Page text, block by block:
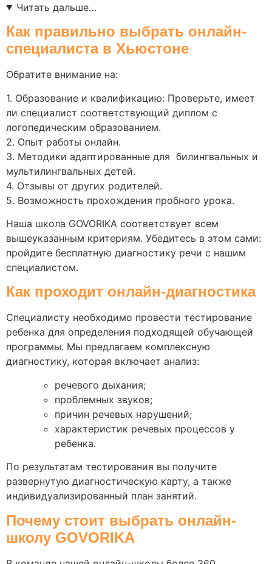
Читать дальше…
Как правильно выбрать онлайн-
специалиста в Хьюстоне
Обратите внимание на:
1. Образование и квалификацию: Проверьте, имеет
ли специалист соответствующий диплом с
логопедическим образованием.
2. Опыт работы онлайн.
3. Методики адаптированные для билингвальных и
мультилингвальных детей.
4. Отзывы от других родителей.
5. Возможность прохождения пробного урока.
Наша школа GOVORIKA соответствует всем
вышеуказанным критериям. Убедитесь в этом сами:
пройдите бесплатную диагностику речи с нашим
специалистом.
Как проходит онлайн-диагностика
Специалисту необходимо провести тестирование
ребенка для определения подходящей обучающей
программы. Мы предлагаем комплексную
диагностику, которая включает анализ:
речевого дыхания;
проблемных звуков;
причин речевых нарушений;
характеристик речевых процессов у
ребенка.
По результатам тестирования вы получите
развернутую диагностическую карту, а также
индивидуализированный план занятий.
Почему стоит выбрать онлайн-
школу GOVORIKA